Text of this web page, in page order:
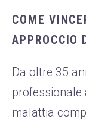
COME
APPROCCIO
Da oltre 35
professionale
malattia